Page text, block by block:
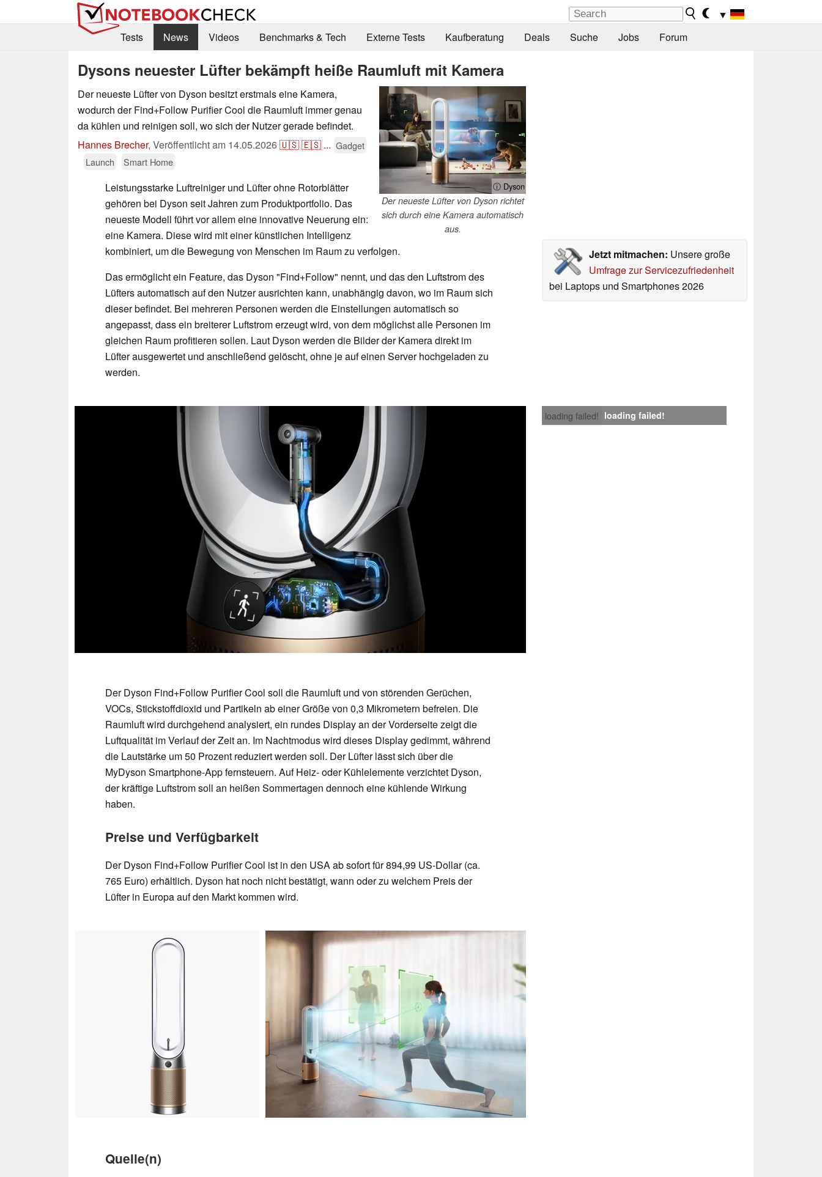
▼
Tests
News Videos Benchmarks & Tech Externe Tests Kaufberatung Deals Suche Jobs Forum
Dysons neuester Lüfter bekämpft heiße Raumluft mit Kamera
ⓘ Dyson
Der neueste Lüfter von Dyson richtet
sich durch eine Kamera automatisch
aus.
Der neueste Lüfter von Dyson besitzt erstmals eine Kamera,
wodurch der Find+Follow Purifier Cool die Raumluft immer genau
da kühlen und reinigen soll, wo sich der Nutzer gerade befindet.
Hannes Brecher, Veröffentlicht am 14.05.2026🇺🇸🇪🇸 ... Gadget
Launch
Smart Home
Jetzt mitmachen: Unsere große
Umfrage zur Servicezufriedenheit
bei Laptops und Smartphones 2026
Leistungsstarke Luftreiniger und Lüfter ohne Rotorblätter
gehören bei Dyson seit Jahren zum Produktportfolio. Das
neueste Modell führt vor allem eine innovative Neuerung ein:
eine Kamera. Diese wird mit einer künstlichen Intelligenz
kombiniert, um die Bewegung von Menschen im Raum zu verfolgen.
Das ermöglicht ein Feature, das Dyson "Find+Follow" nennt, und das den Luftstrom des
Lüfters automatisch auf den Nutzer ausrichten kann, unabhängig davon, wo im Raum sich
dieser befindet. Bei mehreren Personen werden die Einstellungen automatisch so
angepasst, dass ein breiterer Luftstrom erzeugt wird, von dem möglichst alle Personen im
gleichen Raum profitieren sollen. Laut Dyson werden die Bilder der Kamera direkt im
Lüfter ausgewertet und anschließend gelöscht, ohne je auf einen Server hochgeladen zu
werden.
loading failed! loading failed!
Der Dyson Find+Follow Purifier Cool soll die Raumluft und von störenden Gerüchen,
VOCs, Stickstoffdioxid und Partikeln ab einer Größe von 0,3 Mikrometern befreien. Die
Raumluft wird durchgehend analysiert, ein rundes Display an der Vorderseite zeigt die
Luftqualität im Verlauf der Zeit an. Im Nachtmodus wird dieses Display gedimmt, während
die Lautstärke um 50 Prozent reduziert werden soll. Der Lüfter lässt sich über die
MyDyson Smartphone-App fernsteuern. Auf Heiz- oder Kühlelemente verzichtet Dyson,
der kräftige Luftstrom soll an heißen Sommertagen dennoch eine kühlende Wirkung
haben.
Preise und Verfügbarkeit
Der Dyson Find+Follow Purifier Cool ist in den USA ab sofort für 894,99 US-Dollar (ca.
765 Euro) erhältlich. Dyson hat noch nicht bestätigt, wann oder zu welchem Preis der
Lüfter in Europa auf den Markt kommen wird.
Quelle(n)